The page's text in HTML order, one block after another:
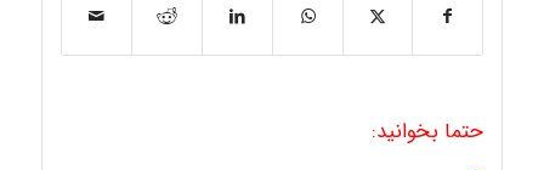
حتما بخوانید: